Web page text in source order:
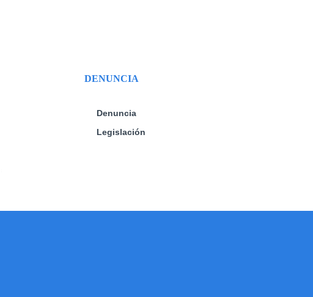
DENUNCIA
Denuncia
Legislación